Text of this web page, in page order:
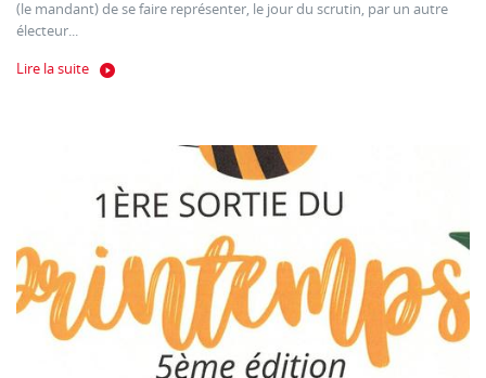
(le mandant) de se faire représenter, le jour du scrutin, par un autre
électeur...
Lire la suite